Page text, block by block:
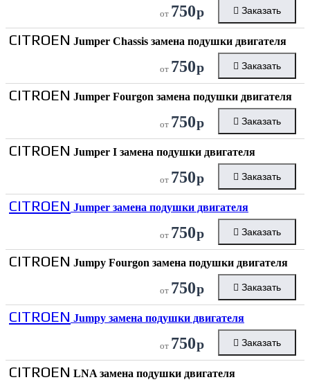
от 750р Заказать
CITROEN Jumper Chassis замена подушки двигателя
от 750р Заказать
CITROEN Jumper Fourgon замена подушки двигателя
от 750р Заказать
CITROEN Jumper I замена подушки двигателя
от 750р Заказать
CITROEN Jumper замена подушки двигателя
от 750р Заказать
CITROEN Jumpy Fourgon замена подушки двигателя
от 750р Заказать
CITROEN Jumpy замена подушки двигателя
от 750р Заказать
CITROEN LNA замена подушки двигателя